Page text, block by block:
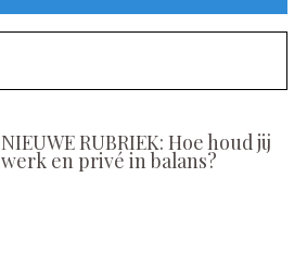
NIEUWE RUBRIEK: Hoe houd jij
werk en privé in balans?